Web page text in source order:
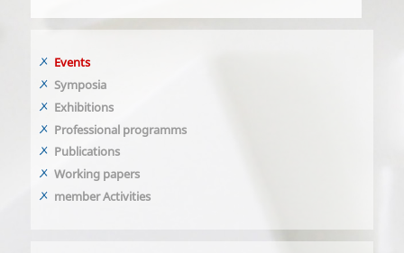
Events
Symposia
Exhibitions
Professional programms
Publications
Working papers
member Activities